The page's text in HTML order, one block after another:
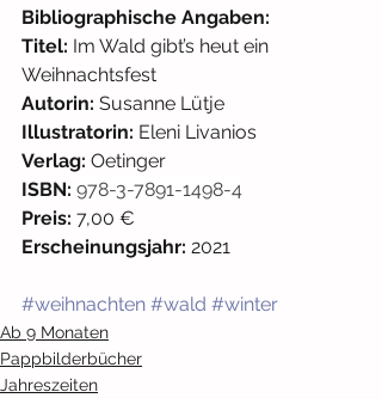
Bibliographische Angaben:
Titel: Im Wald gibt’s heut ein
Weihnachtsfest
Autorin: Susanne Lütje
Illustratorin: Eleni Livanios
Verlag: Oetinger
ISBN: 978-3-7891-1498-4
Preis: 7,00 €
Erscheinungsjahr: 2021
#weihnachten #wald #winter
Ab 9 Monaten
Pappbilderbücher
Jahreszeiten